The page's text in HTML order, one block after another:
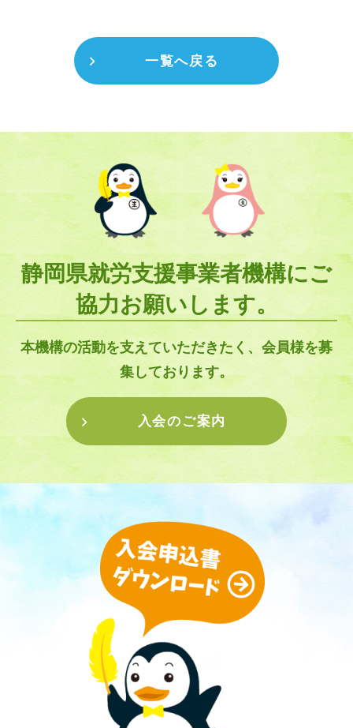
一覧へ戻る
静岡県就労支援事業者機構にご
協力お願いします。
本機構の活動を支えていただきたく、会員様を募
集しております。
入会のご案内